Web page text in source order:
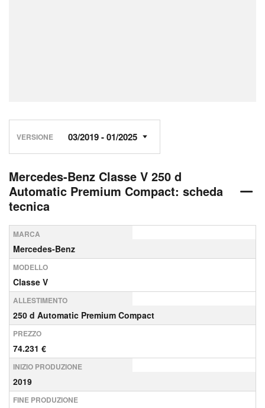
VERSIONE
Mercedes-Benz Classe V 250 d
Automatic Premium Compact: scheda
tecnica
MARCA
Mercedes-Benz
MODELLO
Classe V
ALLESTIMENTO
250 d Automatic Premium Compact
PREZZO
74.231 €
INIZIO PRODUZIONE
2019
FINE PRODUZIONE